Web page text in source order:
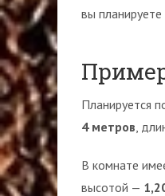
вы
Планируется
4 метров,
В комнате
высотой —